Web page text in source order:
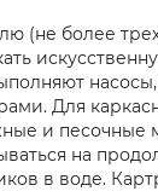
(не более
Для
и песочные
на
в воде.